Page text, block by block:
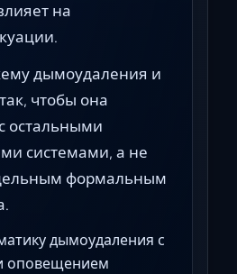
на
дымоудаления и
чтобы она
остальными
системами, а не
формальным
дымоудаления с
оповещением